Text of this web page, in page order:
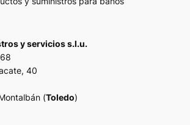
y servicios s.l.u.
40
(Toledo)